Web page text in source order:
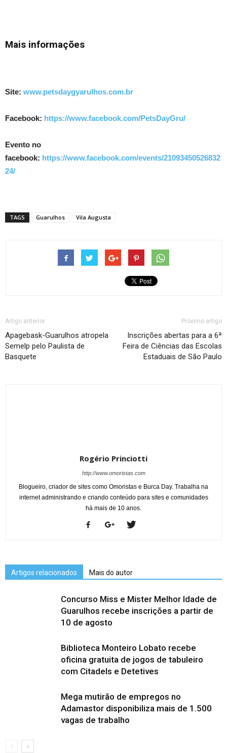
Mais informações
Site: www.petsdaygyarulhos.com.br
Facebook: https://www.facebook.com/PetsDayGru/
Evento no
facebook: https://www.facebook.com/events/21093450526832
24/
TAGS Guarulhos Vila Augusta
Artigo anterior
Apagebask-Guarulhos atropela
Semelp pelo Paulista de
Basquete
Próximo artigo
Inscrições abertas para a 6ª
Feira de Ciências das Escolas
Estaduais de São Paulo
Rogério Princiotti
http://www.omoristas.com
Blogueiro, criador de sites como Omoristas e Burca Day. Trabalha na
internet administrando e criando conteúdo para sites e comunidades
há mais de 10 anos.
Artigos relacionados Mais do autor
Concurso Miss e Mister Melhor Idade de
Guarulhos recebe inscrições a partir de
10 de agosto
Biblioteca Monteiro Lobato recebe
oficina gratuita de jogos de tabuleiro
com Citadels e Detetives
Mega mutirão de empregos no
Adamastor disponibiliza mais de 1.500
vagas de trabalho